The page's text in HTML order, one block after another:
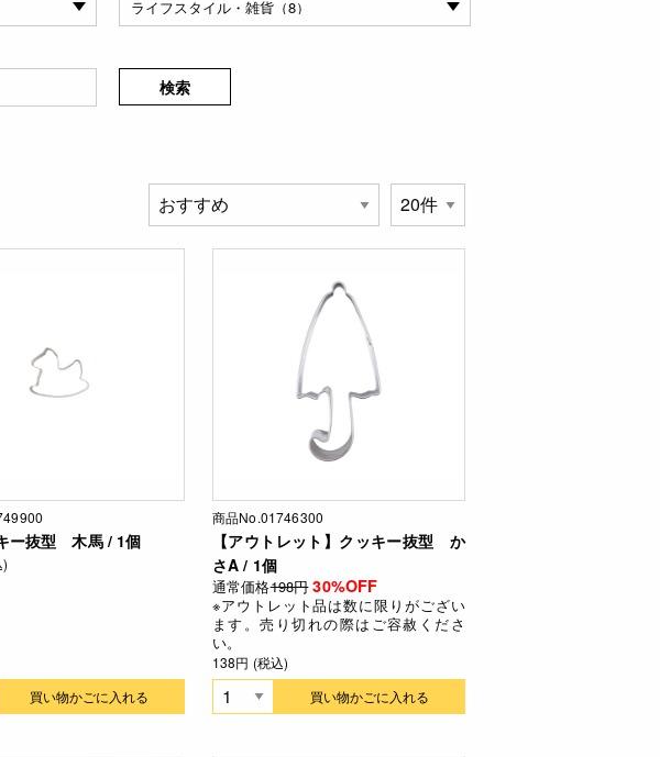
検索
ー抜型 木馬 / 1個
買い物かごに入れる
商品No.01746300
【アウトレット】クッキー抜型 か
さA / 1個
通常価格198円 30%OFF
※アウトレット品は数に限りがござい
ます。売り切れの際はご容赦くださ
い。
138円 (税込)
買い物かごに入れる